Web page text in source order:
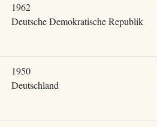
1962
Deutsche Demokratische Republik
1950
Deutschland